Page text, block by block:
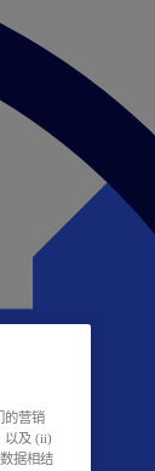
的营销
以及 (ii)
据相结